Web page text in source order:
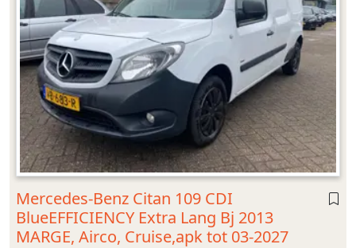
Mercedes-Benz Citan 109 CDI
BlueEFFICIENCY Extra Lang Bj 2013
MARGE, Airco, Cruise,apk tot 03-2027